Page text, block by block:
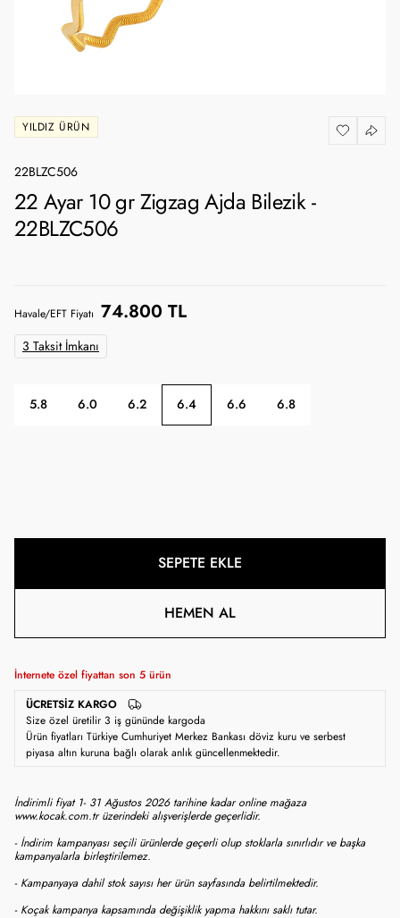
YILDIZ ÜRÜN
22BLZC506
22 Ayar 10 gr Zigzag Ajda Bilezik -
22BLZC506
Havale/EFT Fiyatı 74.800 TL
3 Taksit İmkanı
5.8 6.0 6.2 6.4 6.6 6.8
SEPETE EKLE
HEMEN AL
İnternete özel fiyattan son 5 ürün
ÜCRETSIZ KARGO
Size özel üretilir 3 iş gününde kargoda
Ürün fiyatları Türkiye Cumhuriyet Merkez Bankası döviz kuru ve serbest
piyasa altın kuruna bağlı olarak anlık güncellenmektedir.
İndirimli fiyat 1- 31 Ağustos 2026 tarihine kadar online mağaza
www.kocak.com.tr üzerindeki alışverişlerde geçerlidir.
- İndirim kampanyası seçili ürünlerde geçerli olup stoklarla sınırlıdır ve başka
kampanyalarla birleştirilemez.
- Kampanyaya dahil stok sayısı her ürün sayfasında belirtilmektedir.
- Koçak kampanya kapsamında değişiklik yapma hakkını saklı tutar.